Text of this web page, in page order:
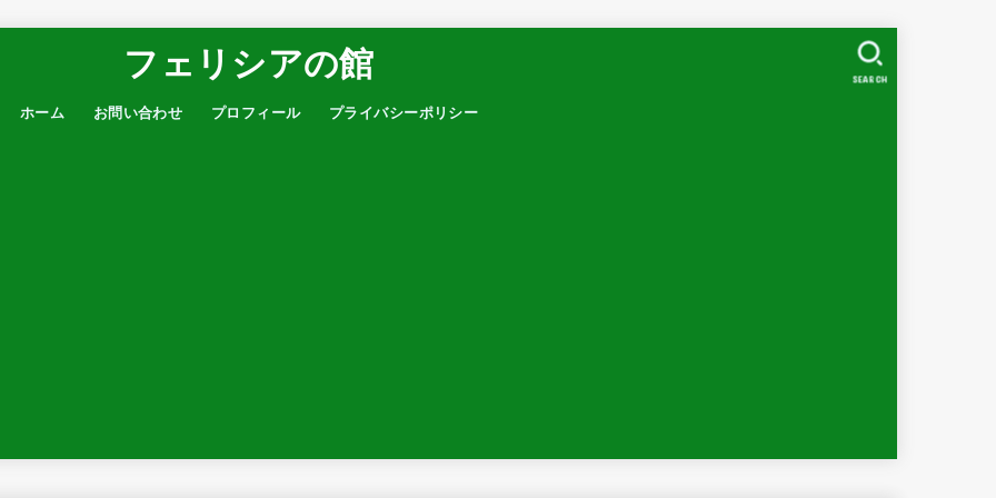
フェリシアの館
ホーム お問い合わせ プロフィール プライバシーポリシー
SEARCH